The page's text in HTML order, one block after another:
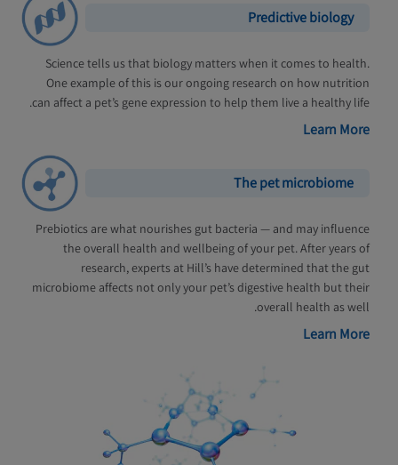
Predictive biology
Science tells us that biology matters when it comes to health.
One example of this is our ongoing research on how nutrition
can affect a pet’s gene expression to help them live a healthy life.
Learn More
The pet microbiome
Prebiotics are what nourishes gut bacteria — and may influence
the overall health and wellbeing of your pet. After years of
research, experts at Hill’s have determined that the gut
microbiome affects not only your pet’s digestive health but their
overall health as well.
Learn More